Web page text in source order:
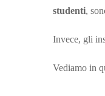
studenti,
Invece, gli
Vediamo in